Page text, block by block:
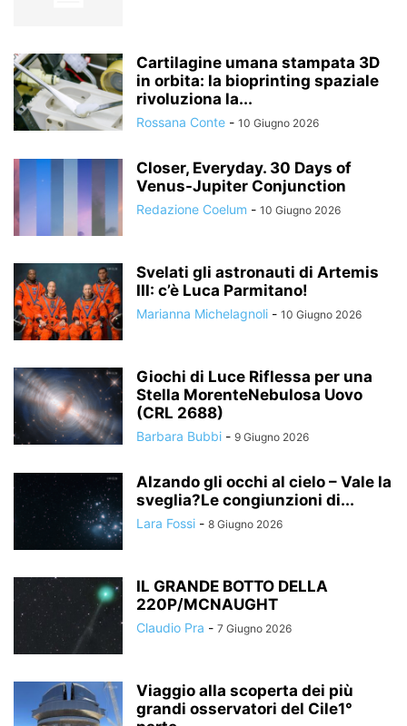
Cartilagine umana stampata 3D
in orbita: la bioprinting spaziale
rivoluziona la...
Rossana Conte - 10 Giugno 2026
Closer, Everyday. 30 Days of
Venus-Jupiter Conjunction
Redazione Coelum - 10 Giugno 2026
Svelati gli astronauti di Artemis
III: c’è Luca Parmitano!
Marianna Michelagnoli - 10 Giugno 2026
Giochi di Luce Riflessa per una
Stella MorenteNebulosa Uovo
(CRL 2688)
Barbara Bubbi - 9 Giugno 2026
Alzando gli occhi al cielo – Vale la
sveglia?Le congiunzioni di...
Lara Fossi - 8 Giugno 2026
IL GRANDE BOTTO DELLA
220P/MCNAUGHT
Claudio Pra - 7 Giugno 2026
Viaggio alla scoperta dei più
grandi osservatori del Cile1°